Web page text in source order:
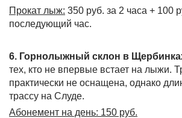
Прокат лыж: 350 руб. за 2 часа + 100
последующий час.
6. Горнолыжный склон в
тех, кто не впервые встает на лыжи.
практически не оснащена, однако
трассу на Слуде.
Абонемент на день: 150 руб.